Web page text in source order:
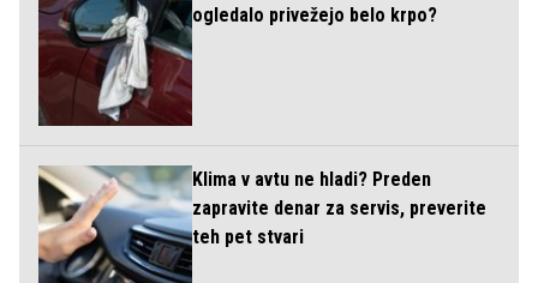
ogledalo privežejo belo krpo?
Klima v avtu ne hladi? Preden
zapravite denar za servis, preverite
teh pet stvari